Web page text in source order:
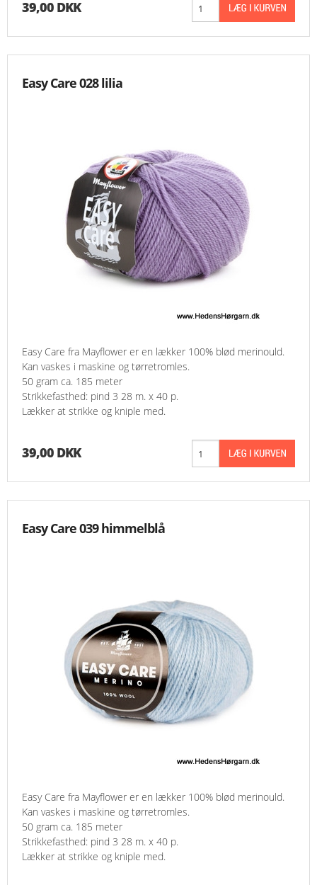
39,00 DKK
Easy Care 028 lilia
Easy Care fra Mayflower er en lækker 100% blød merinould.
Kan vaskes i maskine og tørretromles.
50 gram ca. 185 meter
Strikkefasthed: pind 3 28 m. x 40 p.
Lækker at strikke og kniple med.
39,00 DKK
Easy Care 039 himmelblå
Easy Care fra Mayflower er en lækker 100% blød merinould.
Kan vaskes i maskine og tørretromles.
50 gram ca. 185 meter
Strikkefasthed: pind 3 28 m. x 40 p.
Lækker at strikke og kniple med.